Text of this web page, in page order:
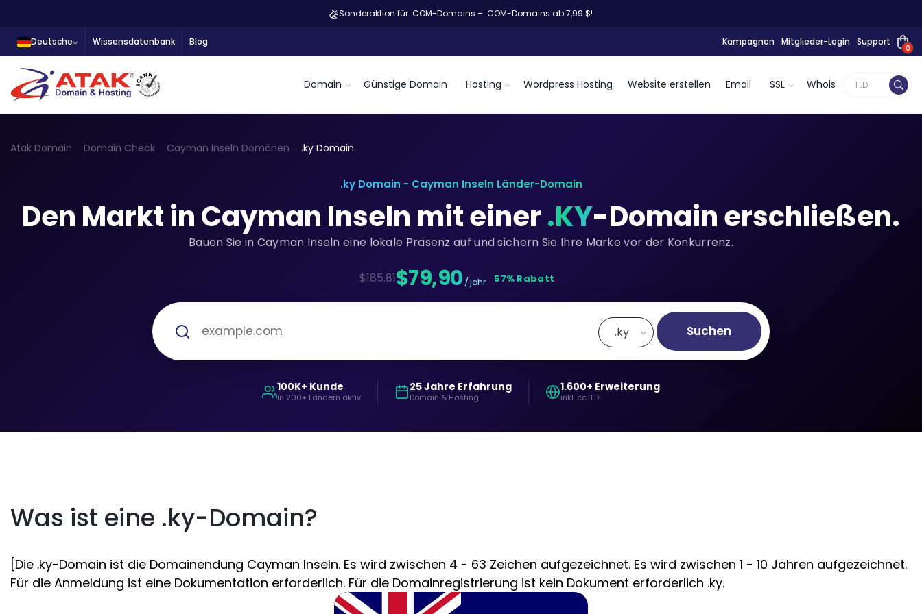
Sonderaktion für .COM-Domains – .COM-Domains ab 7,99 $!
Deutsche Wissensdatenbank Blog Kampagnen Mitglieder-Login Support
0
Domain Günstige Domain Hosting Wordpress Hosting Website erstellen Email SSL Whois
Atak Domain Domain Check Cayman Inseln Domänen .ky Domain
.ky Domain - Cayman Inseln Länder-Domain
Den Markt in Cayman Inseln mit einer.KY-Domain erschließen.
Bauen Sie in Cayman Inseln eine lokale Präsenz auf und sichern Sie Ihre Marke vor der Konkurrenz.
$185.81$79,90 / jahr 57% Rabatt
.ky Suchen
100K+ Kunde
in 200+ Ländern aktiv
25 Jahre Erfahrung
Domain & Hosting
1.600+ Erweiterung
inkl. ccTLD
Was ist eine .ky-Domain?
[Die .ky-Domain ist die Domainendung Cayman Inseln. Es wird zwischen 4 - 63 Zeichen aufgezeichnet. Es wird zwischen 1 - 10 Jahren aufgezeichnet.
Für die Anmeldung ist eine Dokumentation erforderlich. Für die Domainregistrierung ist kein Dokument erforderlich .ky.